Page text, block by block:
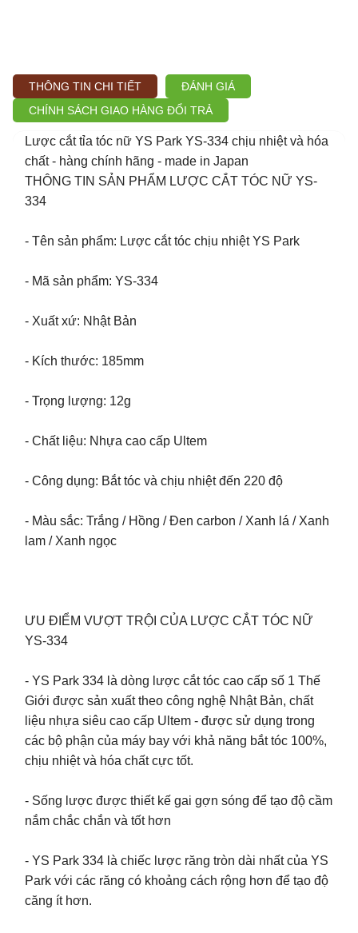
THÔNG TIN CHI TIẾT
ĐÁNH GIÁ
CHÍNH SÁCH GIAO HÀNG ĐỔI TRẢ
Lược cắt tỉa tóc nữ YS Park YS-334 chịu nhiệt và hóa
chất - hàng chính hãng - made in Japan
THÔNG TIN SẢN PHẨM LƯỢC CẮT TÓC NỮ YS-
334
- Tên sản phẩm: Lược cắt tóc chịu nhiệt YS Park
- Mã sản phẩm: YS-334
- Xuất xứ: Nhật Bản
- Kích thước: 185mm
- Trọng lượng: 12g
- Chất liệu: Nhựa cao cấp Ultem
- Công dụng: Bắt tóc và chịu nhiệt đến 220 độ
- Màu sắc: Trắng / Hồng / Đen carbon / Xanh lá / Xanh
lam / Xanh ngọc
ƯU ĐIỂM VƯỢT TRỘI CỦA LƯỢC CẮT TÓC NỮ
YS-334
- YS Park 334 là dòng lược cắt tóc cao cấp số 1 Thế
Giới được sản xuất theo công nghệ Nhật Bản, chất
liệu nhựa siêu cao cấp Ultem - được sử dụng trong
các bộ phận của máy bay với khả năng bắt tóc 100%,
chịu nhiệt và hóa chất cực tốt.
- Sống lược được thiết kế gai gợn sóng để tạo độ cầm
nắm chắc chắn và tốt hơn
- YS Park 334 là chiếc lược răng tròn dài nhất của YS
Park với các răng có khoảng cách rộng hơn để tạo độ
căng ít hơn.